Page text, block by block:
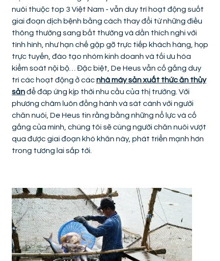
nuôi thuộc top 3 Việt Nam - vẫn duy trì hoạt động suốt
giai đoạn dịch bệnh bằng cách thay đổi từ những điều
thông thường sang bất thường và dần thích nghi với
tình hình, như hạn chế gặp gỡ trực tiếp khách hàng, họp
trực tuyến, đào tạo nhóm kinh doanh và tối ưu hóa
kiểm soát nội bộ… Đặc biệt, De Heus vẫn cố gắng duy
trì các hoạt động ở cácnhà máy sản xuất thức ăn thủy
sảnđể đáp ứng kịp thời nhu cầu của thị trường. Với
phương châm luôn đồng hành và sát cánh với người
chăn nuôi, De Heus tin rằng bằng những nổ lực và cố
gắng của mình, chúng tôi sẽ cùng người chăn nuôi vượt
qua được giai đoạn khó khăn này, phát triển mạnh hơn
trong tương lai sắp tới.